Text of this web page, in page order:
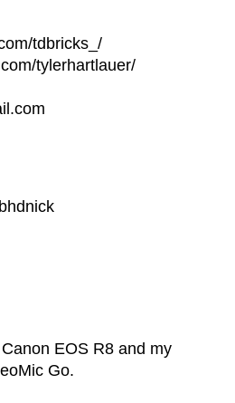
tdbricks_/
tylerhartlauer/
EOS R8 and my
Go.